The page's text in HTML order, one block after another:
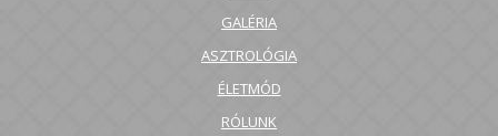
GALÉRIA
ASZTROLÓGIA
ÉLETMÓD
RÓLUNK